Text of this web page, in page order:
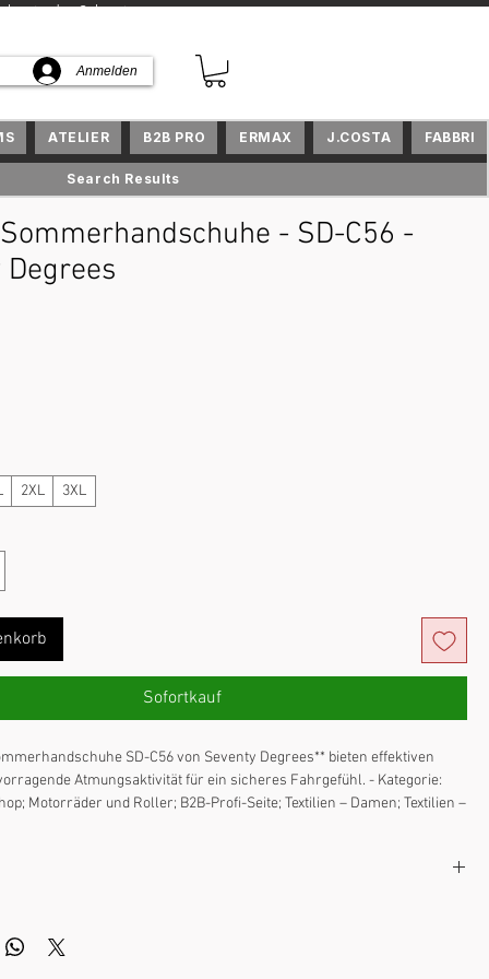
in der Schweiz
Anmelden
- SD-C56 -
2XL 3XL
Sofortkauf
SD-C56 von Seventy Degrees** bieten effektiven
Atmungsaktivität für ein sicheres Fahrgefühl. - Kategorie:
Motorräder und Roller; B2B-Profi-Seite; Textilien – Damen; Textilien –
Preis-Leistungs-Verhältnis und eine elegante Optik.
ATELIER B2B PRO ERMAX J.COSTA FABBRI
Search Results